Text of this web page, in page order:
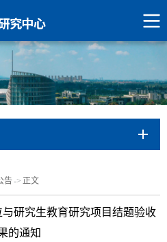
告-> 正文
研究生教育研究项目结题验收
的通知